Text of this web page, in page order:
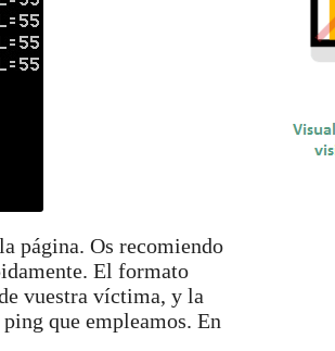
página. Os recomiendo
El formato
vuestra víctima, y la
que empleamos. En